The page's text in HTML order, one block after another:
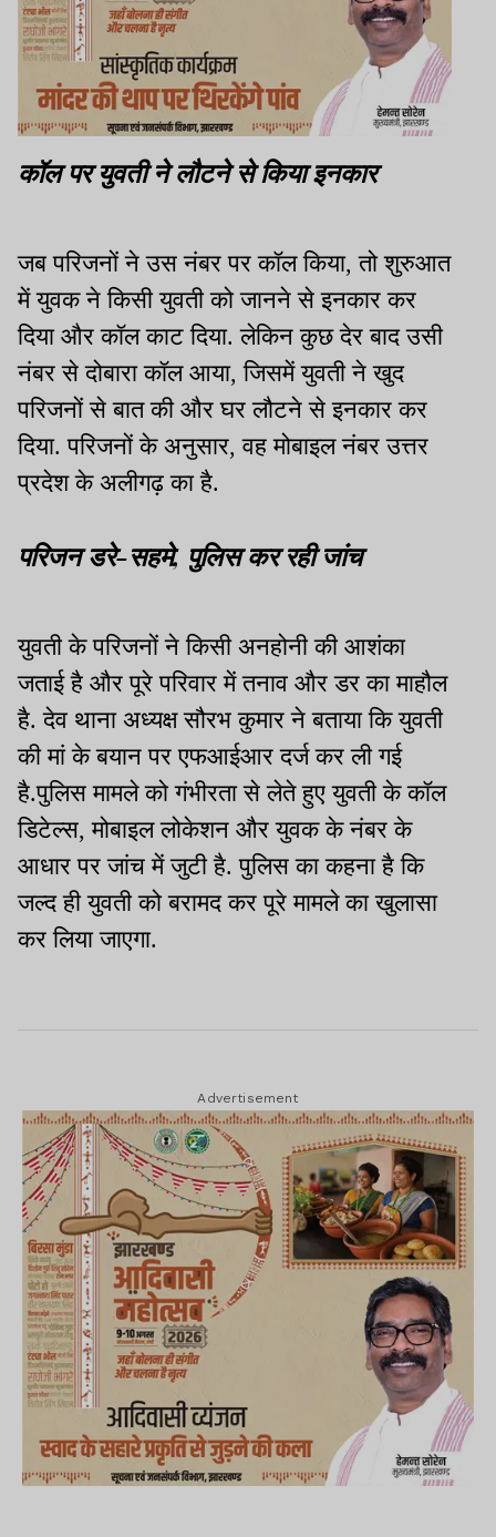
कॉल पर युवती ने लौटने से किया इनकार
जब परिजनों ने उस नंबर पर कॉल किया, तो शुरुआत
में युवक ने किसी युवती को जानने से इनकार कर
दिया और कॉल काट दिया. लेकिन कुछ देर बाद उसी
नंबर से दोबारा कॉल आया, जिसमें युवती ने खुद
परिजनों से बात की और घर लौटने से इनकार कर
दिया. परिजनों के अनुसार, वह मोबाइल नंबर उत्तर
प्रदेश के अलीगढ़ का है.
परिजन डरे-सहमे, पुलिस कर रही जांच
युवती के परिजनों ने किसी अनहोनी की आशंका
जताई है और पूरे परिवार में तनाव और डर का माहौल
है. देव थाना अध्यक्ष सौरभ कुमार ने बताया कि युवती
की मां के बयान पर एफआईआर दर्ज कर ली गई
है.पुलिस मामले को गंभीरता से लेते हुए युवती के कॉल
डिटेल्स, मोबाइल लोकेशन और युवक के नंबर के
आधार पर जांच में जुटी है. पुलिस का कहना है कि
जल्द ही युवती को बरामद कर पूरे मामले का खुलासा
कर लिया जाएगा.
Advertisement